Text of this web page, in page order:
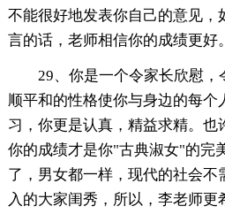
不能很好地发表你自己的意见，
言的话，老师相信你的成绩更好。
29、你是一个令家长欣慰
顺平和的性格使你与身边的每个
习，你更是认真，精益求精。也
你的成绩才是你"古典淑女"的完
了，男女都一样，现代的社会不
入的大家闺秀，所以，李老师更